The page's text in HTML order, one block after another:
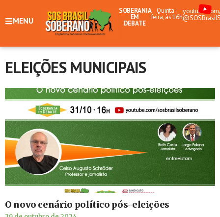
MENU
SOBERANIA
EM
DEBATE
Quinta-
feira, às 16h
ELEIÇÕES MUNICIPAIS
O novo cenário político pós-eleições